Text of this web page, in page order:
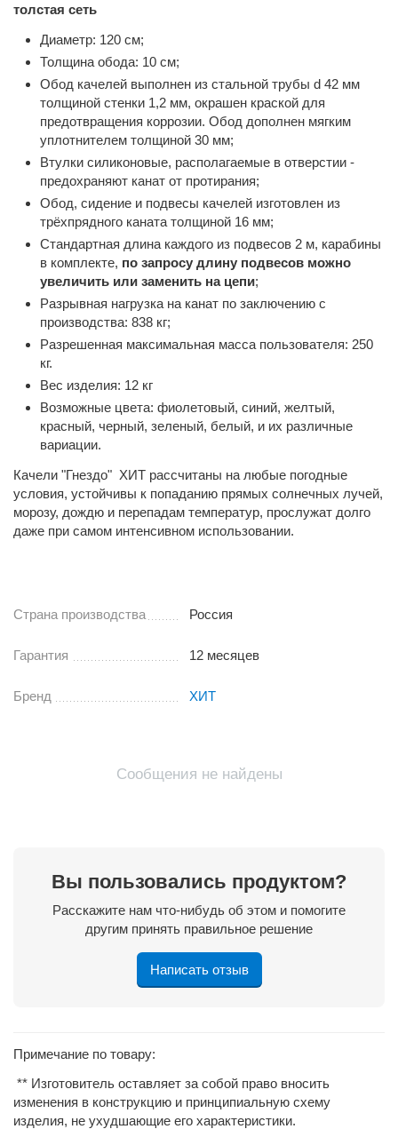
толстая сеть
Диаметр: 120 см;
Толщина обода: 10 см;
Обод качелей выполнен из стальной трубы d 42 мм
толщиной стенки 1,2 мм, окрашен краской для
предотвращения коррозии. Обод дополнен мягким
уплотнителем толщиной 30 мм;
Втулки силиконовые, располагаемые в отверстии -
предохраняют канат от протирания;
Обод, сидение и подвесы качелей изготовлен из
трёхпрядного каната толщиной 16 мм;
Стандартная длина каждого из подвесов 2 м, карабины
в комплекте, по запросу длину подвесов можно
увеличить или заменить на цепи;
Разрывная нагрузка на канат по заключению с
производства: 838 кг;
Разрешенная максимальная масса пользователя: 250
кг.
Вес изделия: 12 кг
Возможные цвета: фиолетовый, синий, желтый,
красный, черный, зеленый, белый, и их различные
вариации.
Качели "Гнездо" ХИТ рассчитаны на любые погодные
условия, устойчивы к попаданию прямых солнечных лучей,
морозу, дождю и перепадам температур, прослужат долго
даже при самом интенсивном использовании.
Страна производства Россия
Гарантия 12 месяцев
Бренд ХИТ
Сообщения не найдены
Вы пользовались продуктом?
Расскажите нам что-нибудь об этом и помогите
другим принять правильное решение
Написать отзыв
Примечание по товару:
** Изготовитель оставляет за собой право вносить
изменения в конструкцию и принципиальную схему
изделия, не ухудшающие его характеристики.